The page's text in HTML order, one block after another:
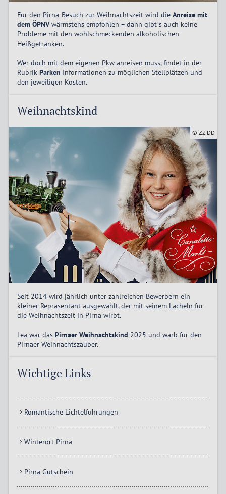
Für den Pirna-Besuch zur Weihnachtszeit wird die Anreise mit
dem ÖPNVwärmstens empfohlen – dann gibt`s auch keine
Probleme mit den wohlschmeckenden alkoholischen
Heißgetränken.
Wer doch mit dem eigenen Pkw anreisen muss, findet in der
Rubrik Parken Informationen zu möglichen Stellplätzen und
den jeweiligen Kosten.
Weihnachtskind
© ZZ DD
Seit 2014 wird jährlich unter zahlreichen Bewerbern ein
kleiner Repräsentant ausgewählt, der mit seinem Lächeln für
die Weihnachtszeit in Pirna wirbt.
Lea war das Pirnaer Weihnachtskind 2025 und warb für den
Pirnaer Weihnachtszauber.
Wichtige Links
Romantische Lichtelführungen
Winterort Pirna
Pirna Gutschein